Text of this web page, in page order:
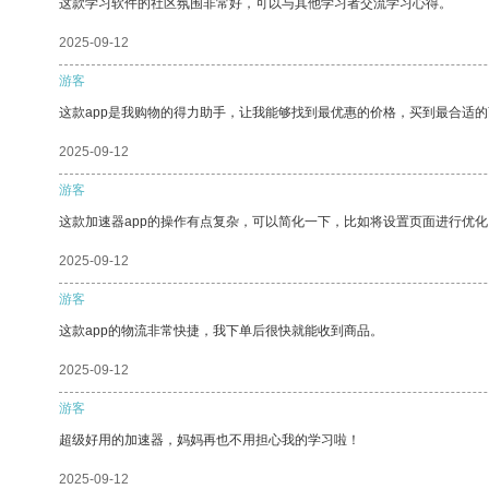
这款学习软件的社区氛围非常好，可以与其他学习者交流学习心得。
2025-09-12
游客
这款app是我购物的得力助手，让我能够找到最优惠的价格，买到最合适的
2025-09-12
游客
这款加速器app的操作有点复杂，可以简化一下，比如将设置页面进行优化
2025-09-12
游客
这款app的物流非常快捷，我下单后很快就能收到商品。
2025-09-12
游客
超级好用的加速器，妈妈再也不用担心我的学习啦！
2025-09-12